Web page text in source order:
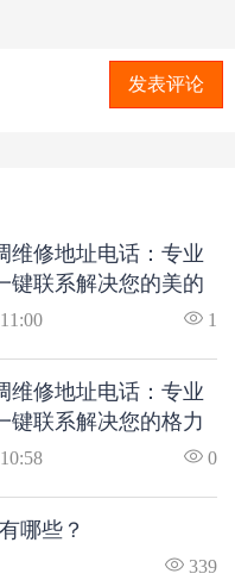
发表评论
维修地址电话：专业
键联系解决您的美的
1
维修地址电话：专业
键联系解决您的格力
0
哪些？
339